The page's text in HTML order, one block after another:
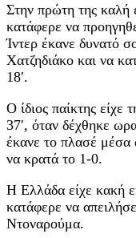
Στην πρώτη της καλή
κατάφερε να
Ίντερ έκανε δυνατό
Χατζηδιάκο και να
18′.
Ο ίδιος παίκτης είχε
37′, όταν δέχθηκε
έκανε το πλασέ μέσα
να κρατά το 1-0.
Η Ελλάδα είχε κακή
κατάφερε να
Ντοναρούμα.